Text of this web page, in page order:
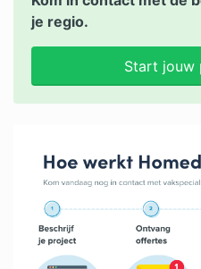
je regio.
Start jouw